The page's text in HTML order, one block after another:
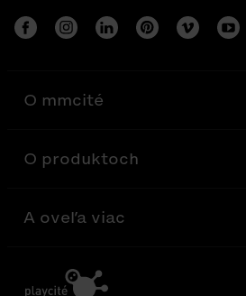
O mmcité
O produktoch
A oveľa viac